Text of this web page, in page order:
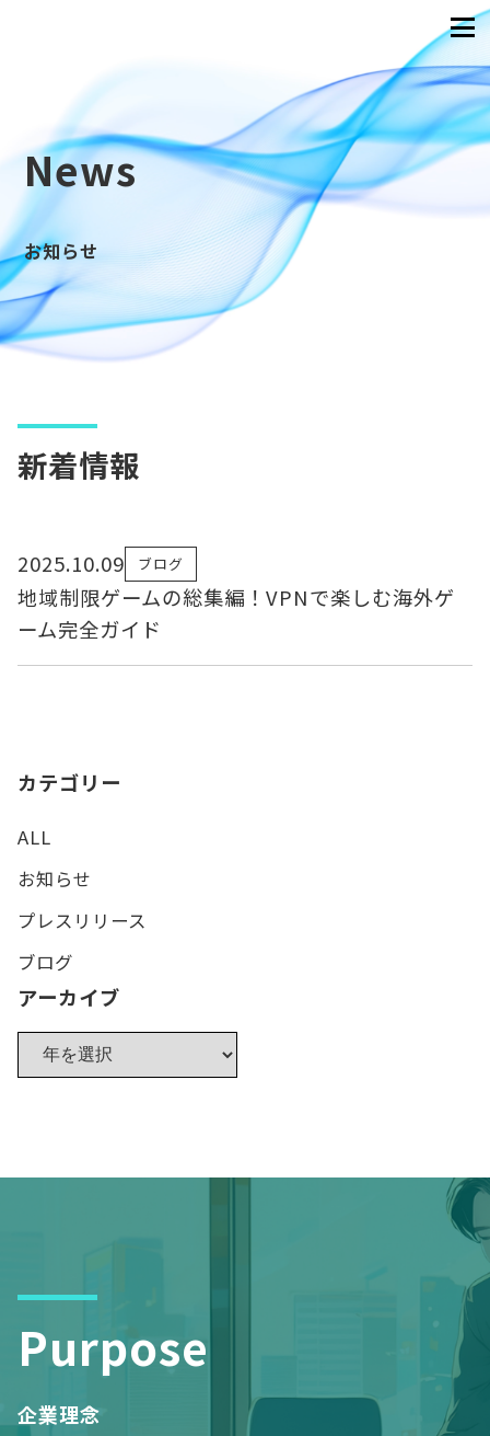
News
お知らせ
新着情報
2025.10.09 ブログ
地域制限ゲームの総集編！VPNで楽しむ海外ゲ
ーム完全ガイド
カテゴリー
ALL
お知らせ
プレスリリース
ブログ
アーカイブ
Purpose
企業理念